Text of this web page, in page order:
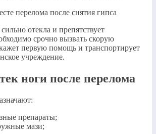
отекла и препятствует
срочно вызвать скорую
первую помощь и транспортирует
учреждение.
ноги после перелома
препараты;
мази;